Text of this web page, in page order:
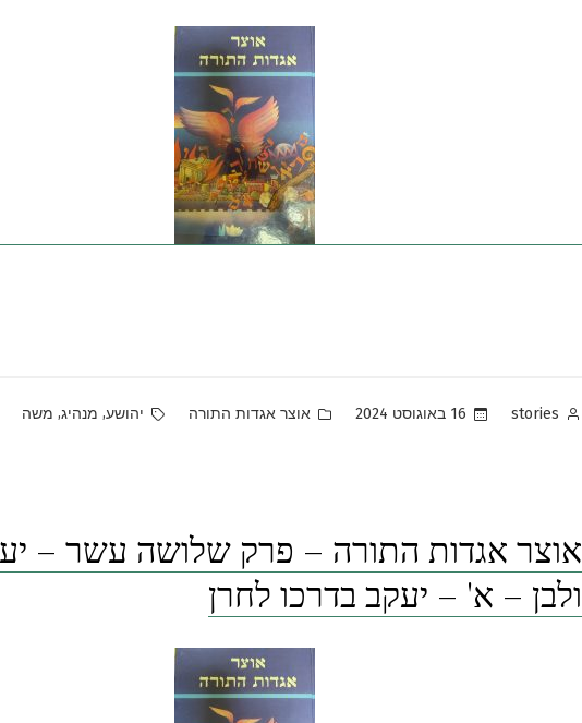
Posted
stories 16 באוגוסט 2024
Posted
אוצר אגדות התורה Tags:
יהושע, מנהיג, משה
אוצר אגדות התורה – פרק שלושה עשר –
ולבן – א' – יעקב בדרכו לחרן